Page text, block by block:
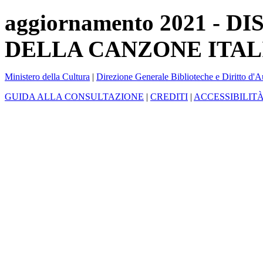
aggiornamento 2021 -
DELLA CANZONE
Ministero della Cultura | Direzione Generale Biblioteche e Diritto
GUIDA ALLA CONSULTAZIONE | CREDITI |